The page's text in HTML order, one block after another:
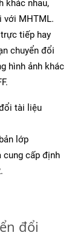
khác nhau,
với MHTML.
tiếp hay
chuyển đổi
hình ảnh khác
tài liệu
lớp
cung cấp định
đổi